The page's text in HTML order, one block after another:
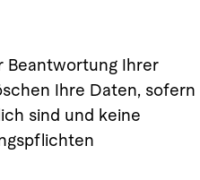
Beantwortung Ihrer
Ihre Daten, sofern
sind und keine